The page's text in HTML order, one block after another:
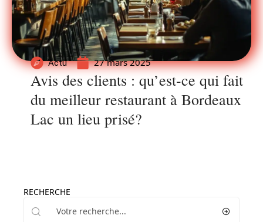
Actu 27 mars 2025
Avis des clients : qu’est-ce qui fait
du meilleur restaurant à Bordeaux
Lac un lieu prisé?
RECHERCHE